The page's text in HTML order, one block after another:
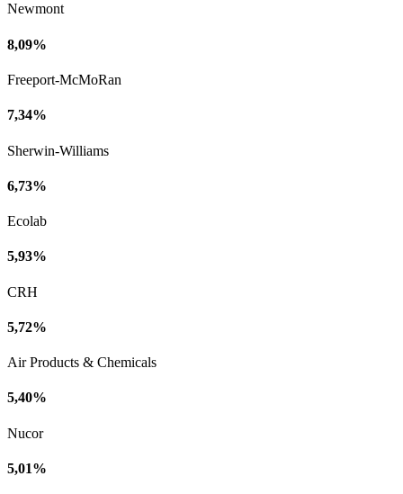
Newmont
8,09%
Freeport-McMoRan
7,34%
Sherwin-Williams
6,73%
Ecolab
5,93%
CRH
5,72%
Air Products & Chemicals
5,40%
Nucor
5,01%